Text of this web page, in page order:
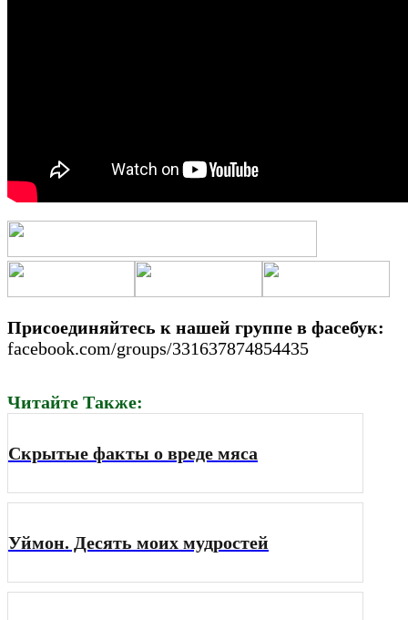
Присоединяйтесь к нашей группе в фасебук:
facebook.com/groups/331637874854435
Читайте Также:
Скрытые факты о вреде мяса
Уймон. Десять моих мудростей